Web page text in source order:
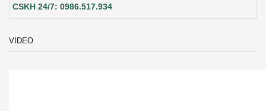
CSKH 24/7: 0986.517.934
VIDEO